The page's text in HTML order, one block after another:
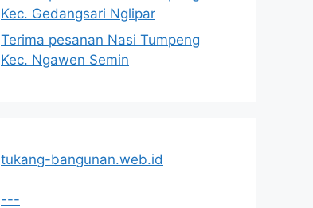
Kec. Gedangsari Nglipar
Terima pesanan Nasi Tumpeng
Kec. Ngawen Semin
tukang-bangunan.web.id
---